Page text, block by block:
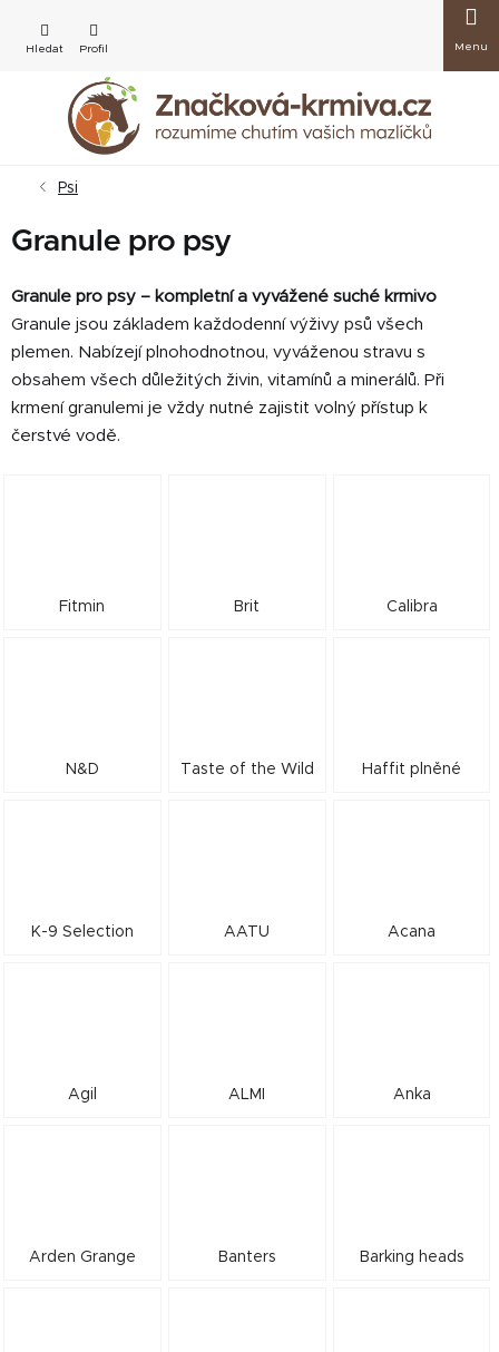
obsah
košík
Psi
Granule pro psy
Granule pro psy – kompletní a vyvážené suché krmivo
Granule jsou základem každodenní výživy psů všech
plemen. Nabízejí plnohodnotnou, vyváženou stravu s
obsahem všech důležitých živin, vitamínů a minerálů. Při
krmení granulemi je vždy nutné zajistit volný přístup k
čerstvé vodě.
Fitmin Brit Calibra
N&D Taste of the Wild Haffit plněné
K-9 Selection AATU Acana
Agil ALMI Anka
Arden Grange Banters Barking heads